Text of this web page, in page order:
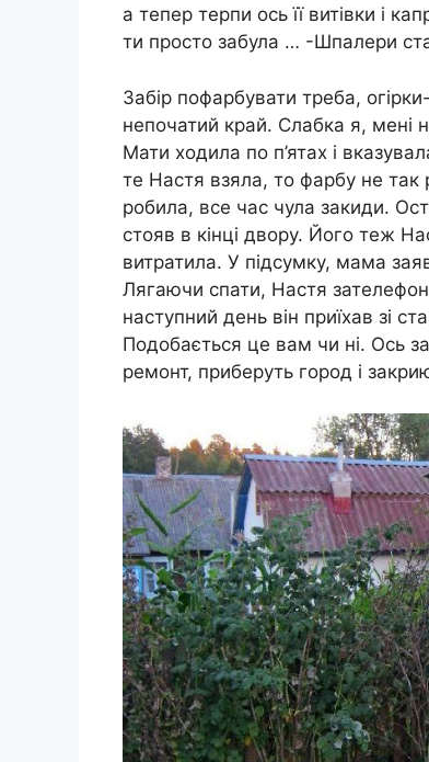
а тепер терпи ось її витівки і
ти просто забула … -Шпалери
Забір пофарбувати треба,
непочатий край. Слабка я, мені
Мати ходила по п’ятах і
те Настя взяла, то фарбу не
робила, все час чула закиди.
стояв в кінці двору. Його теж
витратила. У підсумку, мама
Лягаючи спати, Настя
наступний день він приїхав зі
Подобається це вам чи ні. Ось
ремонт, приберуть город і